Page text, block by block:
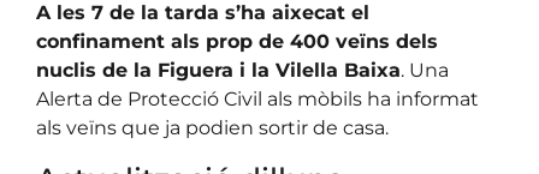
A les 7 de la tarda s’ha aixecat el
confinament als prop de 400 veïns dels
nuclis de la Figuera i la Vilella Baixa. Una
Alerta de Protecció Civil als mòbils ha informat
als veïns que ja podien sortir de casa.